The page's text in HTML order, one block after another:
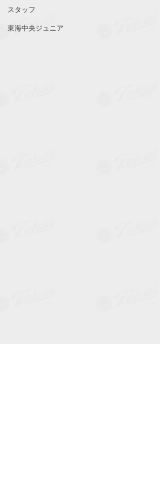
スタッフ
東海中央ジュニア